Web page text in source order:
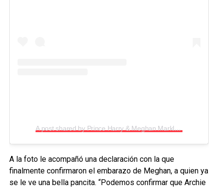
A post shared by Prince Harry & Meghan Markle (@sussexroyal_hm)
A la foto le acompañó una declaración con la que
finalmente confirmaron el embarazo de Meghan, a quien ya
se le ve una bella pancita. “Podemos confirmar que Archie